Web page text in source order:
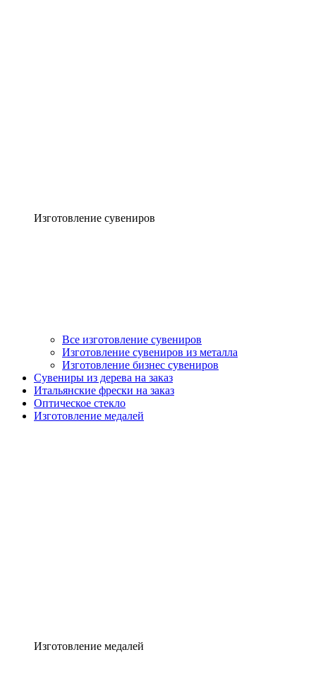
Изготовление сувениров
Все изготовление сувениров
Изготовление сувениров из металла
Изготовление бизнес сувениров
Сувениры из дерева на заказ
Итальянские фрески на заказ
Оптическое стекло
Изготовление медалей
Изготовление медалей